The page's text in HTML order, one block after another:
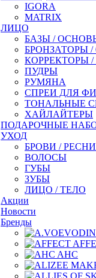
IGORA
MATRIX
ЛИЦО
БАЗЫ /
БРОНЗАТОРЫ
КОРРЕКТОРЫ
ПУДРЫ
РУМЯНА
СПРЕИ ДЛЯ
ТОНАЛЬНЫЕ
ХАЙЛАЙТЕРЫ
ПОДАРОЧНЫЕ
УХОД
БРОВИ /
ВОЛОСЫ
ГУБЫ
ЗУБЫ
ЛИЦО / ТЕЛО
Акции
Новости
Бренды
AHC